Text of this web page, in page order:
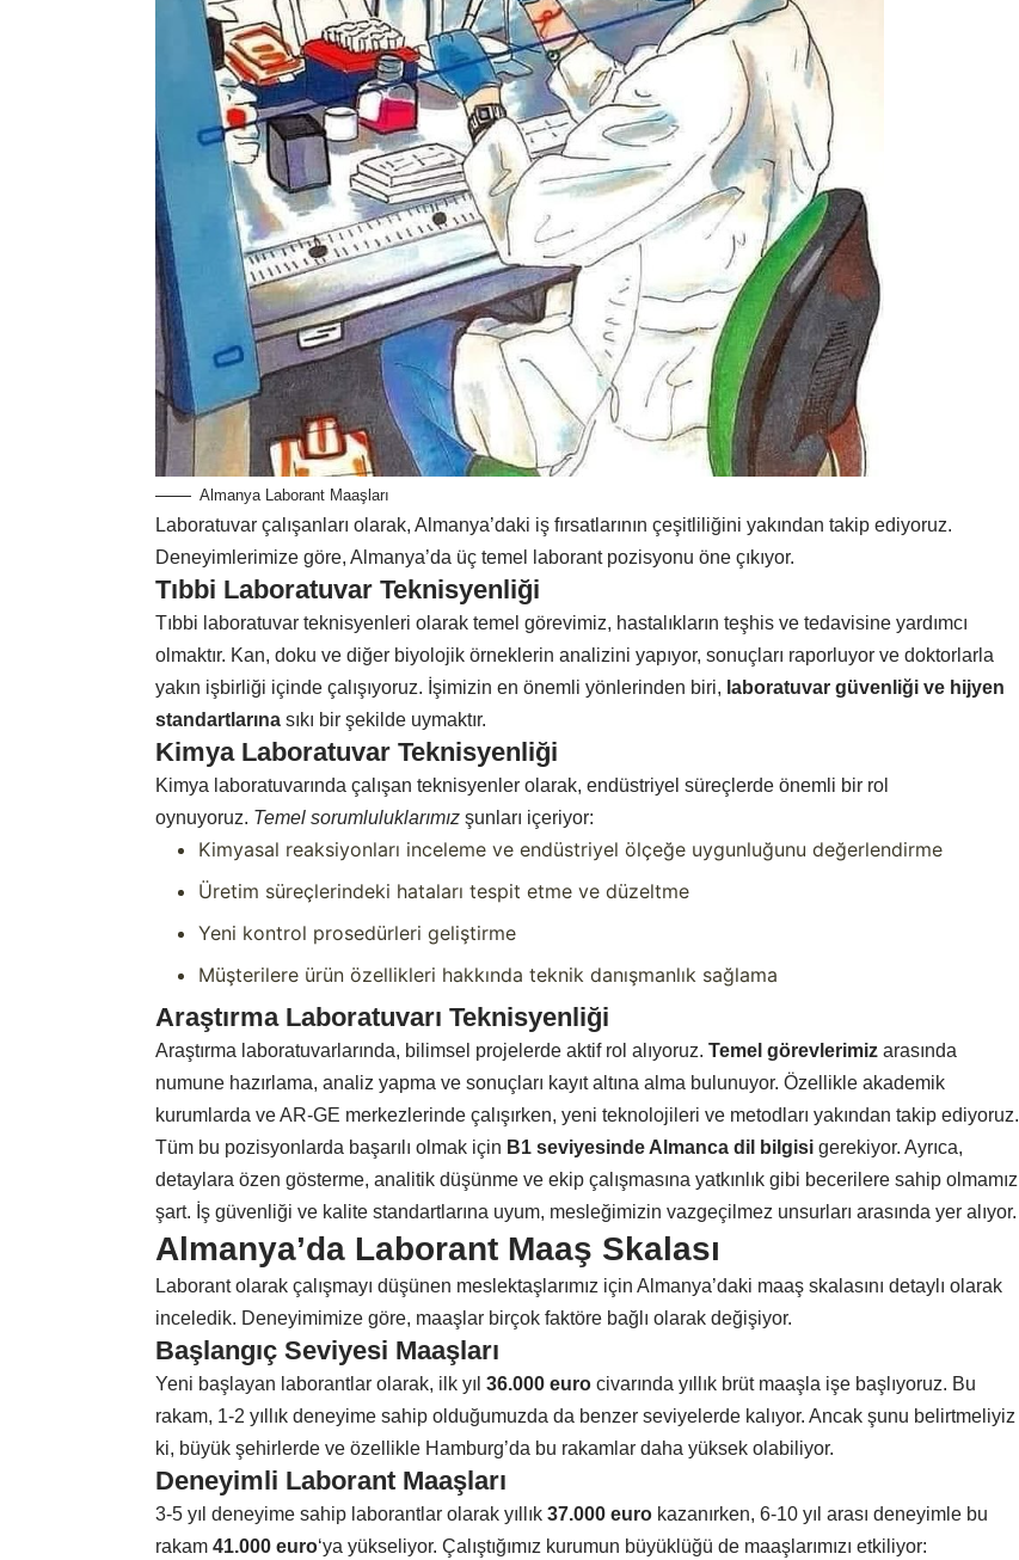
Almanya Laborant Maaşları
Laboratuvar çalışanları olarak, Almanya’daki iş fırsatlarının çeşitliliğini yakından takip ediyoruz.
Deneyimlerimize göre, Almanya’da üç temel laborant pozisyonu öne çıkıyor.
Tıbbi Laboratuvar Teknisyenliği
Tıbbi laboratuvar teknisyenleri olarak temel görevimiz, hastalıkların teşhis ve tedavisine yardımcı
olmaktır. Kan, doku ve diğer biyolojik örneklerin analizini yapıyor, sonuçları raporluyor ve doktorlarla
yakın işbirliği içinde çalışıyoruz. İşimizin en önemli yönlerinden biri, laboratuvar güvenliği ve hijyen
standartlarına sıkı bir şekilde uymaktır.
Kimya Laboratuvar Teknisyenliği
Kimya laboratuvarında çalışan teknisyenler olarak, endüstriyel süreçlerde önemli bir rol
oynuyoruz. Temel sorumluluklarımız şunları içeriyor:
Kimyasal reaksiyonları inceleme ve endüstriyel ölçeğe uygunluğunu değerlendirme
Üretim süreçlerindeki hataları tespit etme ve düzeltme
Yeni kontrol prosedürleri geliştirme
Müşterilere ürün özellikleri hakkında teknik danışmanlık sağlama
Araştırma Laboratuvarı Teknisyenliği
Araştırma laboratuvarlarında, bilimsel projelerde aktif rol alıyoruz. Temel görevlerimiz arasında
numune hazırlama, analiz yapma ve sonuçları kayıt altına alma bulunuyor. Özellikle akademik
kurumlarda ve AR-GE merkezlerinde çalışırken, yeni teknolojileri ve metodları yakından takip ediyoruz.
Tüm bu pozisyonlarda başarılı olmak için B1 seviyesinde Almanca dil bilgisi gerekiyor. Ayrıca,
detaylara özen gösterme, analitik düşünme ve ekip çalışmasına yatkınlık gibi becerilere sahip olmamız
şart. İş güvenliği ve kalite standartlarına uyum, mesleğimizin vazgeçilmez unsurları arasında yer alıyor.
Almanya’da Laborant Maaş Skalası
Laborant olarak çalışmayı düşünen meslektaşlarımız için Almanya’daki maaş skalasını detaylı olarak
inceledik. Deneyimimize göre, maaşlar birçok faktöre bağlı olarak değişiyor.
Başlangıç Seviyesi Maaşları
Yeni başlayan laborantlar olarak, ilk yıl 36.000 euro civarında yıllık brüt maaşla işe başlıyoruz. Bu
rakam, 1-2 yıllık deneyime sahip olduğumuzda da benzer seviyelerde kalıyor. Ancak şunu belirtmeliyiz
ki, büyük şehirlerde ve özellikle Hamburg’da bu rakamlar daha yüksek olabiliyor.
Deneyimli Laborant Maaşları
3-5 yıl deneyime sahip laborantlar olarak yıllık 37.000 euro kazanırken, 6-10 yıl arası deneyimle bu
rakam 41.000 euro‘ya yükseliyor. Çalıştığımız kurumun büyüklüğü de maaşlarımızı etkiliyor: